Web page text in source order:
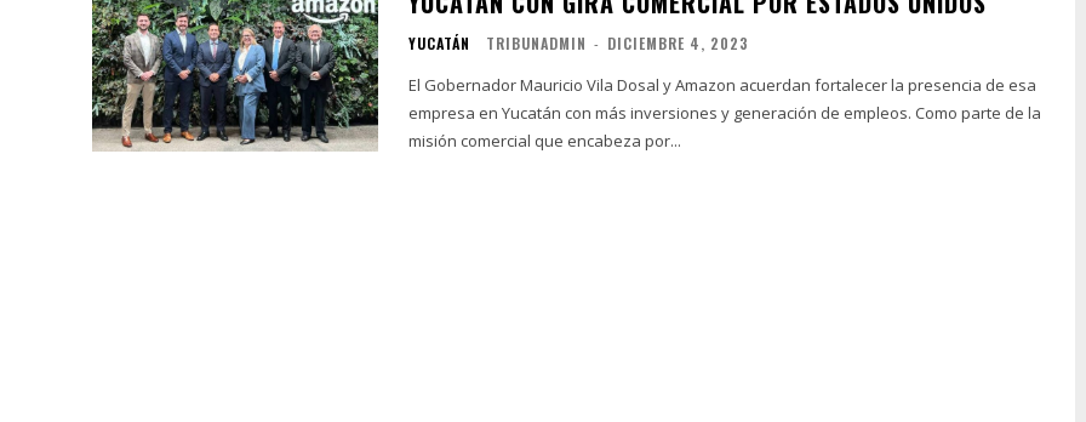
YUCATÁN TRIBUNADMIN - DICIEMBRE 4, 2023
El Gobernador Mauricio Vila Dosal y Amazon acuerdan fortalecer la presencia de esa
empresa en Yucatán con más inversiones y generación de empleos. Como parte de la
misión comercial que encabeza por...